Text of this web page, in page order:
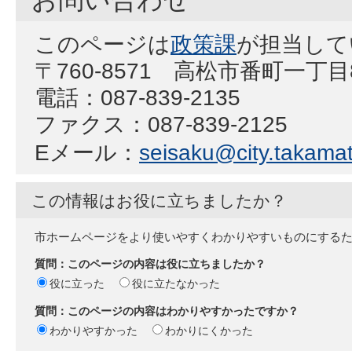
このページは政策課が担当し
〒760-8571 高松市番町一丁
電話：087-839-2135
ファクス：087-839-2125
Eメール：
この情報はお役に立ちましたか？
市ホームページをより使いやすくわかりやすいものにする
質問：このページの内容は役に立ちましたか？
役に立った
役に立たなかった
質問：このページの内容はわかりやすかったですか？
わかりやすかった
わかりにくかった